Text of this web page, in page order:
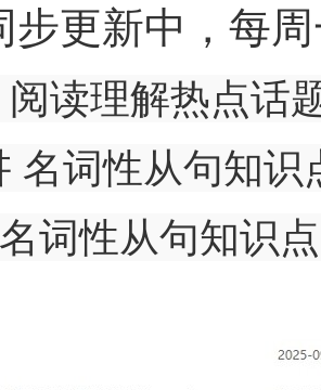
步更新中，每
阅读理解热点话
名词性从句知
词性从句知识